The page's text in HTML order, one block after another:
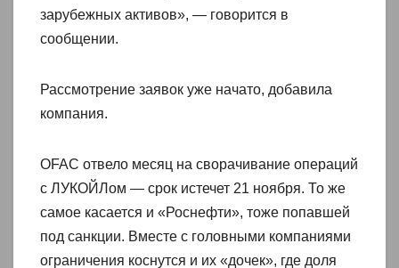
зарубежных активов», — говорится в
сообщении.
Рассмотрение заявок уже начато, добавила
компания.
OFAC отвело месяц на сворачивание операций
с ЛУКОЙЛом — срок истечет 21 ноября. То же
самое касается и «Роснефти», тоже попавшей
под санкции. Вместе с головными компаниями
ограничения коснутся и их «дочек», где доля